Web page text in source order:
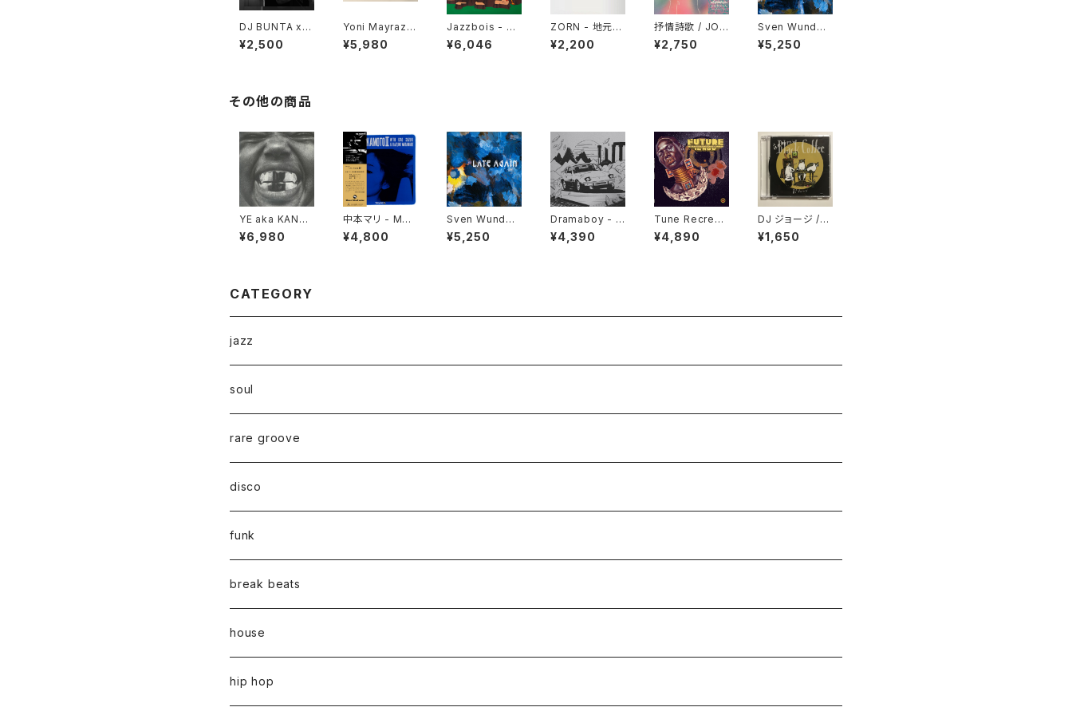
DJ BUNTA x D
USTY HUSKY
- 47 CAMPiN
¥2,500
Yoni Mayraz -
Dybbuk Tse!
"LP"
¥5,980
Jazzbois - Sti
ll Blunted "LP"
¥6,046
ZORN - 地元L
OVE feat.後藤
真希 "7"
¥2,200
抒情詩歌 / JOJ
ŌSHĪKA "CD"
¥2,750
Sven Wunder
- Late Again
"LP"
¥5,250
その他の商品
YE aka KANYE
WEST - Bully
"LP"
¥6,980
中本マリ - MAR
I NAKAMOTO
III "LP"
¥4,800
Sven Wunder
- Late Again
"LP"
¥5,250
Dramaboy - D
ramaboy "LP"
¥4,390
Tune Recreati
on Committee
- The Future I
¥4,890
DJ ジョージ /
夜が明けたら Bl
ack Coffee
¥1,650
CATEGORY
jazz
soul
rare groove
disco
funk
break beats
house
hip hop